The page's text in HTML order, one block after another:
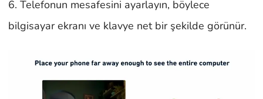
6. Telefonun mesafesini ayarlayın, böylece
bilgisayar ekranı ve klavye net bir şekilde görünür.